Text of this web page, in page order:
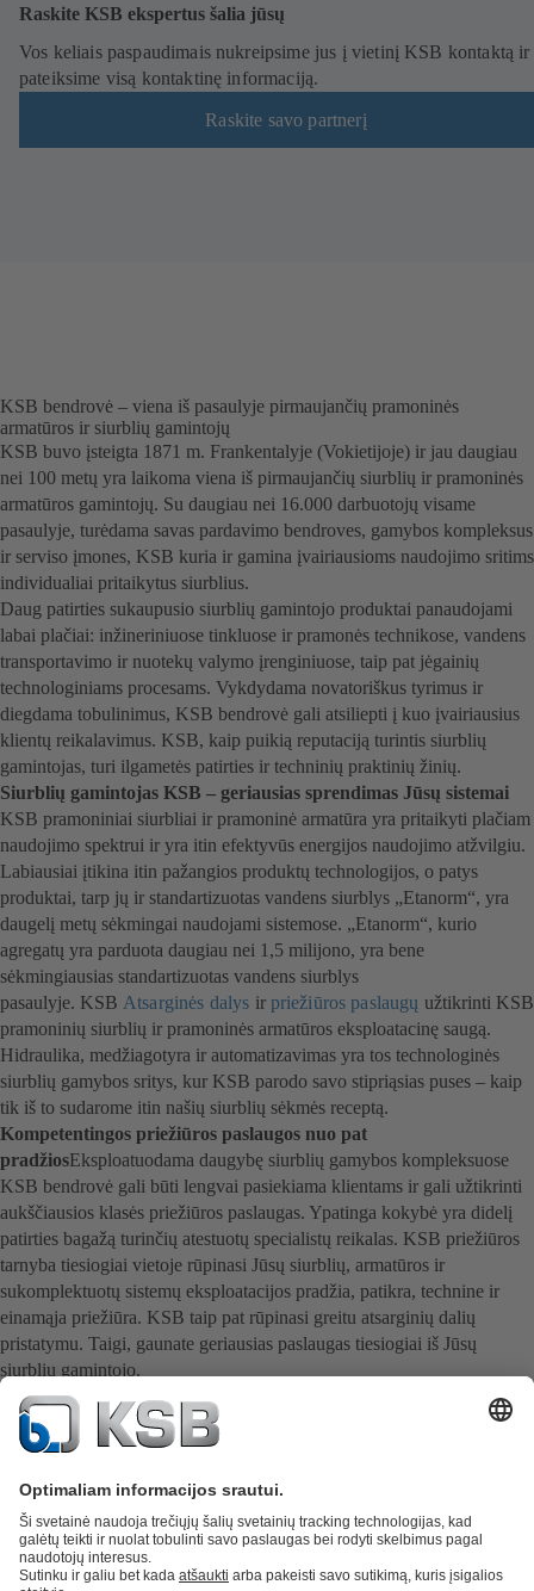
a
)
Raskite KSB ekspertus šalia jūsų
Vos keliais paspaudimais nukreipsime jus į vietinį KSB kontaktą ir
pateiksime visą kontaktinę informaciją.
Raskite savo partnerį
KSB bendrovė – viena iš pasaulyje pirmaujančių pramoninės
armatūros ir siurblių gamintojų
KSB buvo įsteigta 1871 m. Frankentalyje (Vokietijoje) ir jau daugiau
nei 100 metų yra laikoma viena iš pirmaujančių siurblių ir pramoninės
armatūros gamintojų. Su daugiau nei 16.000 darbuotojų visame
pasaulyje, turėdama savas pardavimo bendroves, gamybos kompleksus
ir serviso įmones, KSB kuria ir gamina įvairiausioms naudojimo sritims
individualiai pritaikytus siurblius.
Daug patirties sukaupusio siurblių gamintojo produktai panaudojami
labai plačiai: inžineriniuose tinkluose ir pramonės technikose, vandens
transportavimo ir nuotekų valymo įrenginiuose, taip pat jėgainių
technologiniams procesams. Vykdydama novatoriškus tyrimus ir
diegdama tobulinimus, KSB bendrovė gali atsiliepti į kuo įvairiausius
klientų reikalavimus. KSB, kaip puikią reputaciją turintis siurblių
gamintojas, turi ilgametės patirties ir techninių praktinių žinių.
Siurblių gamintojas KSB – geriausias sprendimas Jūsų sistemai
KSB pramoniniai siurbliai ir pramoninė armatūra yra pritaikyti plačiam
naudojimo spektrui ir yra itin efektyvūs energijos naudojimo atžvilgiu.
Labiausiai įtikina itin pažangios produktų technologijos, o patys
produktai, tarp jų ir standartizuotas vandens siurblys „Etanorm“, yra
daugelį metų sėkmingai naudojami sistemose. „Etanorm“, kurio
agregatų yra parduota daugiau nei 1,5 milijono, yra bene
sėkmingiausias standartizuotas vandens siurblys
pasaulyje. KSB Atsarginės dalys ir priežiūros paslaugų užtikrinti KSB
pramoninių siurblių ir pramoninės armatūros eksploatacinę saugą.
Hidraulika, medžiagotyra ir automatizavimas yra tos technologinės
siurblių gamybos sritys, kur KSB parodo savo stipriąsias puses – kaip
tik iš to sudarome itin našių siurblių sėkmės receptą.
Kompetentingos priežiūros paslaugos nuo pat
pradžiosEksploatuodama daugybę siurblių gamybos kompleksuose
KSB bendrovė gali būti lengvai pasiekiama klientams ir gali užtikrinti
aukščiausios klasės priežiūros paslaugas. Ypatinga kokybė yra didelį
patirties bagažą turinčių atestuotų specialistų reikalas. KSB priežiūros
tarnyba tiesiogiai vietoje rūpinasi Jūsų siurblių, armatūros ir
sukomplektuotų sistemų eksploatacijos pradžia, patikra, technine ir
einamąja priežiūra. KSB taip pat rūpinasi greitu atsarginių dalių
pristatymu. Taigi, gaunate geriausias paslaugas tiesiogiai iš Jūsų
siurblių gamintojo.